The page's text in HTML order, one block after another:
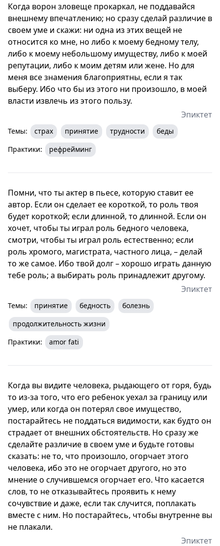
Когда ворон зловеще прокаркал, не поддавайся
внешнему впечатлению; но сразу сделай различие в
своем уме и скажи: ни одна из этих вещей не
относится ко мне, но либо к моему бедному телу,
либо к моему небольшому имуществу, либо к моей
репутации, либо к моим детям или жене. Но для
меня все знамения благоприятны, если я так
выберу. Ибо что бы из этого ни произошло, в моей
власти извлечь из этого пользу.
Эпиктет
Темы: страх принятие трудности
беды
Практики:
рефрейминг
Помни, что ты актер в пьесе, которую ставит ее
автор. Если он сделает ее короткой, то роль твоя
будет короткой; если длинной, то длинной. Если он
хочет, чтобы ты играл роль бедного человека,
смотри, чтобы ты играл роль естественно; если
роль хромого, магистрата, частного лица, – делай
то же самое. Ибо твой долг – хорошо играть данную
тебе роль; а выбирать роль принадлежит другому.
Эпиктет
Темы: принятие бедность
болезнь
продолжительность жизни
Практики:
amor fati
Когда вы видите человека, рыдающего от горя, будь
то из-за того, что его ребенок уехал за границу или
умер, или когда он потерял свое имущество,
постарайтесь не поддаться видимости, как будто он
страдает от внешних обстоятельств. Но сразу же
сделайте различие в своем уме и будьте готовы
сказать: не то, что произошло, огорчает этого
человека, ибо это не огорчает другого, но это
мнение о случившемся огорчает его. Что касается
слов, то не отказывайтесь проявить к нему
сочувствие и даже, если так случится, поплакать
вместе с ним. Но постарайтесь, чтобы внутренне вы
не плакали.
Эпиктет